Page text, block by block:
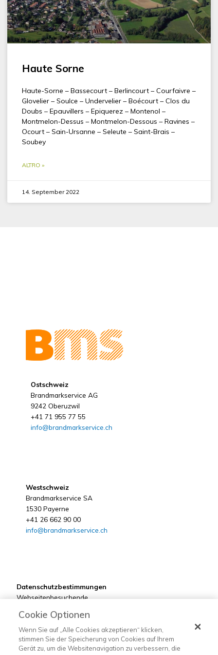
Haute Sorne
Haute-Sorne – Bassecourt – Berlincourt – Courfaivre –
Glovelier – Soulce – Undervelier – Boécourt – Clos du
Doubs – Epauvillers – Epiquerez – Montenol –
Montmelon-Dessus – Montmelon-Dessous – Ravines –
Ocourt – Sain-Ursanne – Seleute – Saint-Brais –
Soubey
ALTRO »
14. September 2022
Ostschweiz
Brandmarkservice AG
9242 Oberuzwil
+41 71 955 77 55
info@brandmarkservice.ch
Westschweiz
Brandmarkservice SA
1530 Payerne
+41 26 662 90 00
info@brandmarkservice.ch
Datenschutzbestimmungen
Webseitenbesuchende
Bewerber
Lieferanten
Cookie Optionen
Wenn Sie auf „Alle Cookies akzeptieren“ klicken,
stimmen Sie der Speicherung von Cookies auf Ihrem
Gerät zu, um die Websitenavigation zu verbessern, die